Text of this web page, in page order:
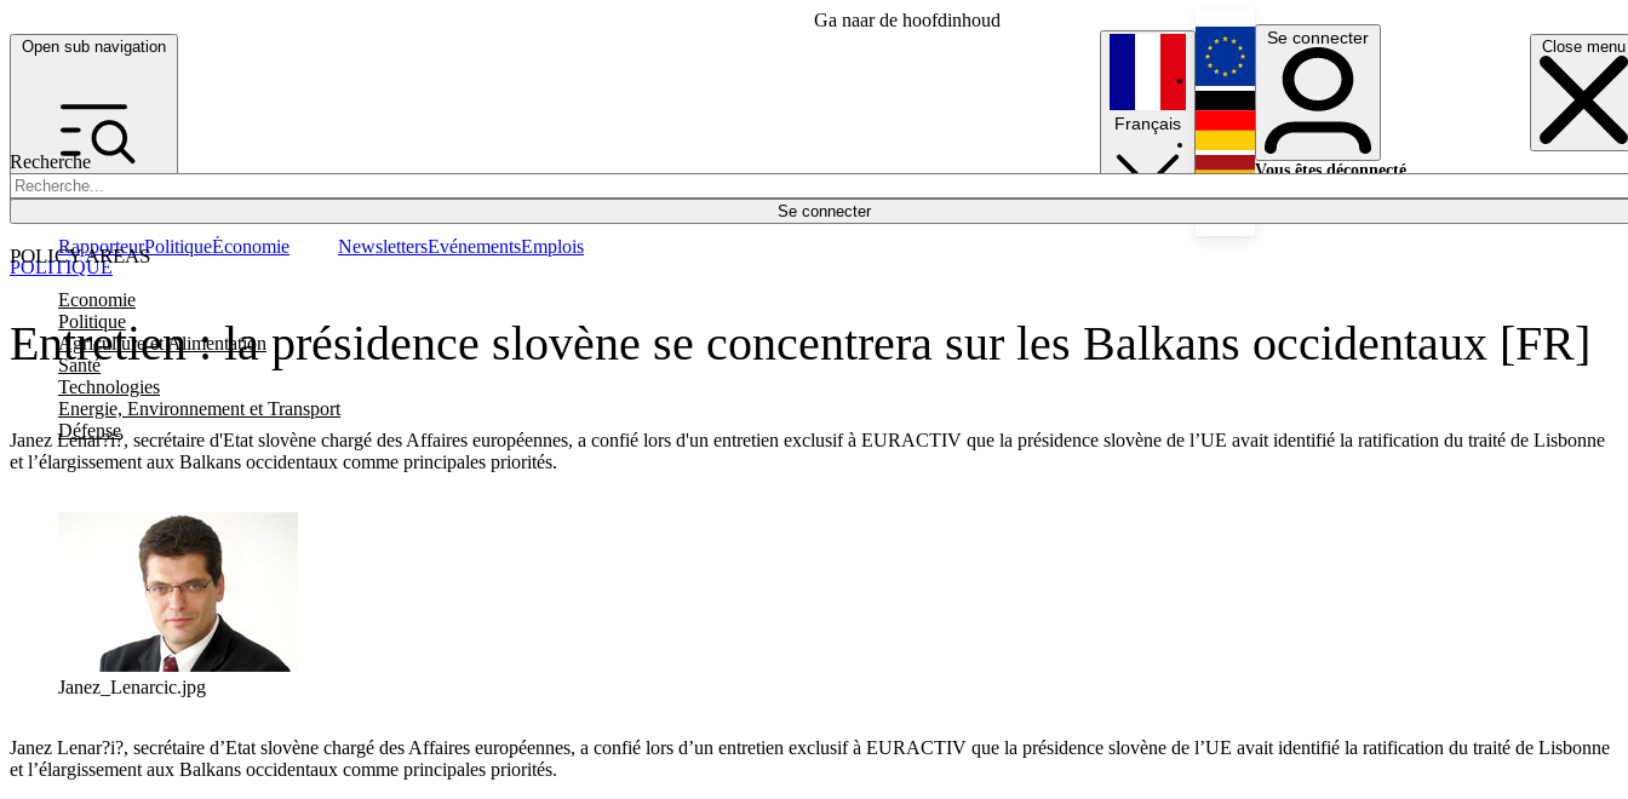
Ga naar de hoofdinhoud
Open sub navigation Close menu
Recherche
Se connecter
POLICY AREAS
Economie
Politique
Agriculture et Alimentation
Santé
Technologies
Energie, Environnement et Transport
Défense
RapporteurPolitiqueÉconomie NewslettersEvénementsEmplois
Français
English
Deutsch
Se connecter
Vous êtes déconnecté.
Entretien : la présidence slovène se concentrera sur les Balkans occidentaux [FR]
Janez Lenar?i?, secrétaire d'Etat slovène chargé des Affaires européennes, a confié lors d'un entretien exclusif à EURACTIV que la présidence slovène de l’UE avait identifié la ratification du traité de Lisbonne
et l’élargissement aux Balkans occidentaux comme principales priorités.
POLITIQUE
Janez_Lenarcic.jpg
Janez Lenar?i?, secrétaire d’Etat slovène chargé des Affaires européennes, a confié lors d’un entretien exclusif à EURACTIV que la présidence slovène de l’UE avait identifié la ratification du traité de Lisbonne
et l’élargissement aux Balkans occidentaux comme principales priorités.